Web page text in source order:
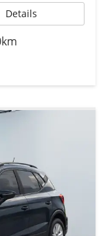
Details